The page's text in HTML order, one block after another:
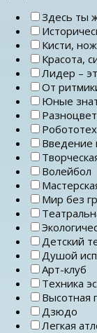
Здесь ты
Кисти,
Красота,
Лидер –
От
Юные
Введение
Волейбол
Мир без
Детский
Душой
Арт-клуб
Техника
Высотная
Дзюдо
Легкая